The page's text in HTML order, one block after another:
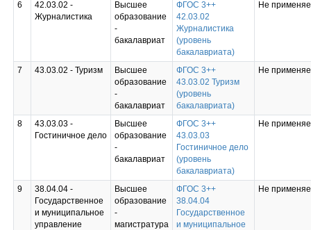
6
42.03.02 -
Журналистика
Высшее
образование
-
бакалавриат
ФГОС 3++
42.03.02
Журналистика
(уровень
бакалавриата)
Не
7 43.03.02 - Туризм
Высшее
образование
-
бакалавриат
ФГОС 3++
43.03.02 Туризм
(уровень
бакалавриата)
Не
8
43.03.03 -
Гостиничное дело
Высшее
образование
-
бакалавриат
ФГОС 3++
43.03.03
Гостиничное дело
(уровень
бакалавриата)
Не
9
38.04.04 -
Государственное
и муниципальное
управление
Высшее
образование
-
магистратура
ФГОС 3++
38.04.04
Государственное
и муниципальное
Не